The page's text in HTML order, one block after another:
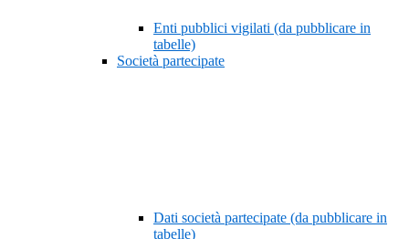
Enti pubblici vigilati (da pubblicare in
tabelle)
Società partecipate
Dati società partecipate (da pubblicare in
tabelle)